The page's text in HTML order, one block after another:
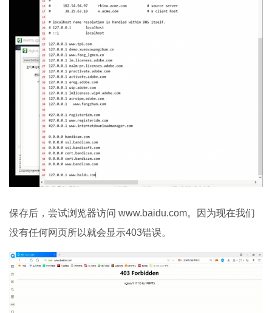
保存后，尝试浏览器访问 www.baidu.com。因为现在我们
没有任何网页所以就会显示403错误。